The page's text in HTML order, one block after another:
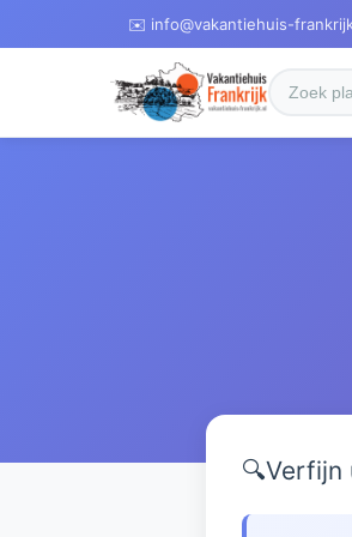
✉️ info@vakantiehuis-
🔍Verfijn